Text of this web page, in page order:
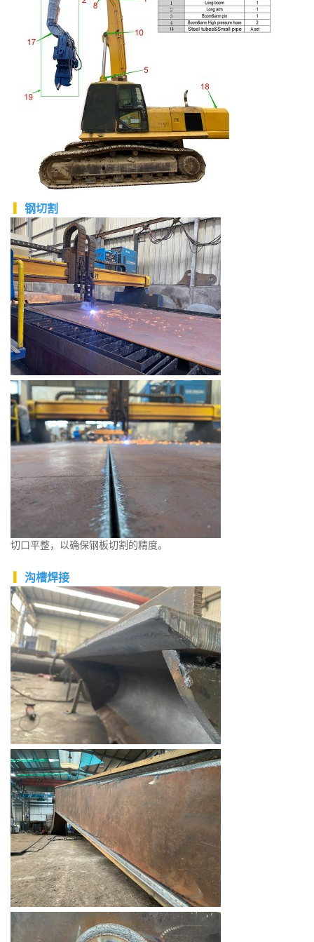
钢切割
切口平整，以确保钢板切割的精度。
沟槽焊接